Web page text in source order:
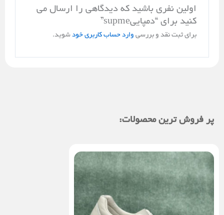
اولین نفری باشید که دیدگاهی را ارسال می
کنید برای “دمپاییsupme”
برای ثبت نقد و بررسی وارد حساب کاربری خود شوید.
پر فروش ترین محصولات: